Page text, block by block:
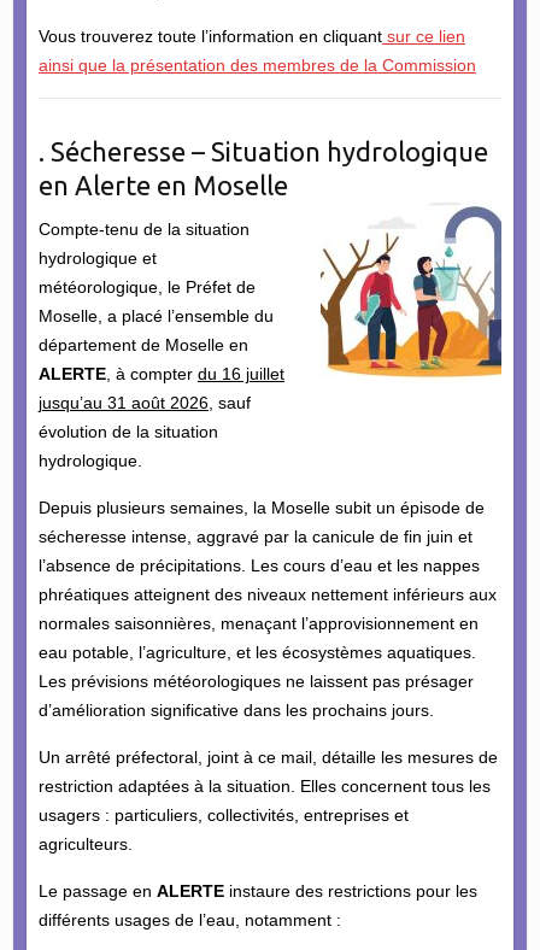
Vous trouverez toute l’information en cliquantsur ce lien
ainsi que la présentation des membres de la Commission
. Sécheresse – Situation hydrologique
en Alerte en Moselle
Compte-tenu de la situation
hydrologique et
météorologique, le Préfet de
Moselle, a placé l’ensemble du
département de Moselle en
ALERTE, à compter du 16 juillet
jusqu’au 31 août 2026, sauf
évolution de la situation
hydrologique.
Depuis plusieurs semaines, la Moselle subit un épisode de
sécheresse intense, aggravé par la canicule de fin juin et
l’absence de précipitations. Les cours d’eau et les nappes
phréatiques atteignent des niveaux nettement inférieurs aux
normales saisonnières, menaçant l’approvisionnement en
eau potable, l’agriculture, et les écosystèmes aquatiques.
Les prévisions météorologiques ne laissent pas présager
d’amélioration significative dans les prochains jours.
Un arrêté préfectoral, joint à ce mail, détaille les mesures de
restriction adaptées à la situation. Elles concernent tous les
usagers : particuliers, collectivités, entreprises et
agriculteurs.
Le passage en ALERTE instaure des restrictions pour les
différents usages de l’eau, notamment :